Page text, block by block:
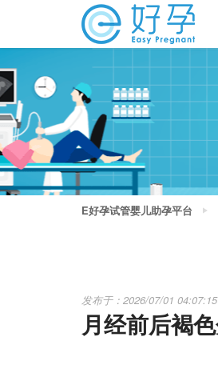
E好孕试管婴儿助孕平台
发布于：2026/07/01 04:07:15
月经前后褐